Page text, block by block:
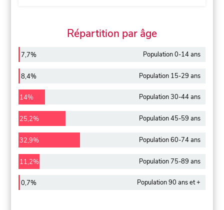
Répartition par âge
7,7% Population 0-14 ans
8,4% Population 15-29 ans
14% Population 30-44 ans
25,2% Population 45-59 ans
32,9% Population 60-74 ans
11,2% Population 75-89 ans
0,7% Population 90 ans et +